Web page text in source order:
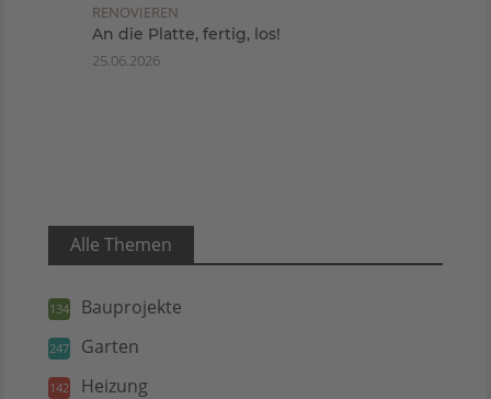
RENOVIEREN
An die Platte, fertig, los!
25.06.2026
Alle Themen
134 Bauprojekte
247 Garten
142 Heizung